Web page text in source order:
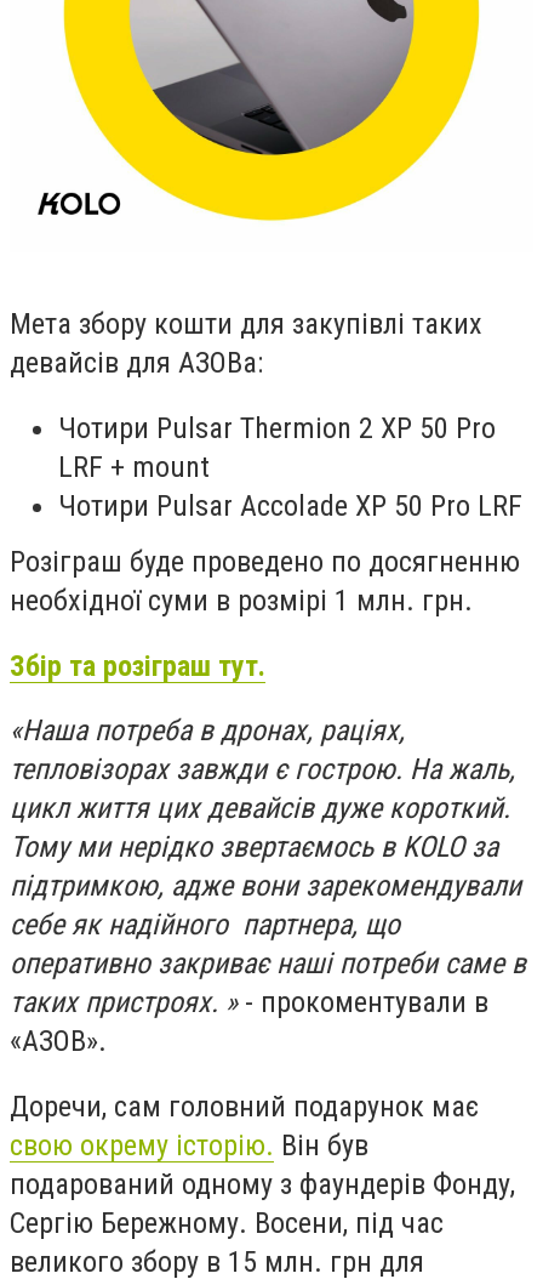
Мета збору кошти для закупівлі таких
девайсів для АЗОВа:
Чотири Pulsar Thermion 2 XP 50 Pro
LRF + mount
Чотири Pulsar Accolade XP 50 Pro LRF
Розіграш буде проведено по досягненню
необхідної суми в розмірі 1 млн. грн.
Збір та розіграш тут.
«Наша потреба в дронах, раціях,
тепловізорах завжди є гострою. На жаль,
цикл життя цих девайсів дуже короткий.
Тому ми нерідко звертаємось в KOLO за
підтримкою, адже вони зарекомендували
себе як надійного партнера, що
оперативно закриває наші потреби саме в
таких пристроях. »- прокоментували в
«АЗОВ».
Доречи, сам головний подарунок має
свою окрему історію. Він був
подарований одному з фаундерів Фонду,
Сергію Бережному. Восени, під час
великого збору в 15 млн. грн для